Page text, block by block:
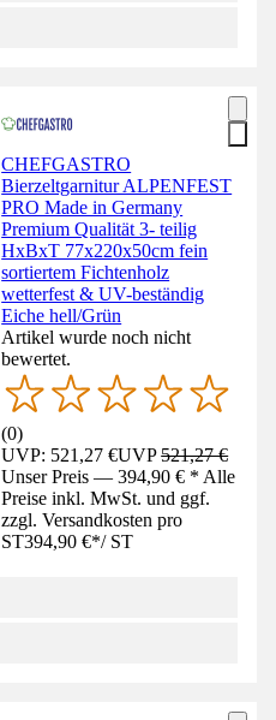
CHEFGASTRO
Bierzeltgarnitur ALPENFEST
PRO Made in Germany
Premium Qualität 3- teilig
HxBxT 77x220x50cm fein
sortiertem Fichtenholz
wetterfest & UV-beständig
Eiche hell/Grün
Artikel wurde noch nicht
bewertet.
(0)
UVP: 521,27 €UVP521,27 €
Unser Preis — 394,90 € * Alle
Preise inkl. MwSt. und ggf.
zzgl. Versandkosten pro
ST394,90 €*/ ST